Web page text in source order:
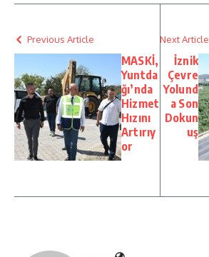
Previous Article
MASKİ,
Yuntda
ğı’nda
Hizmet
Hızını
Artırıy
or
Next Article
İznik
Çevre
Yolund
a Son
Dokun
uş